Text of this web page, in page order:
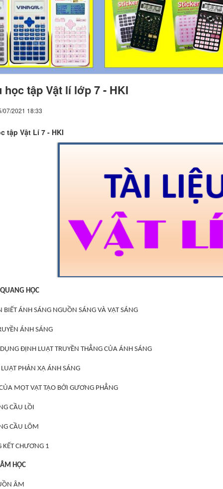
học tập Vật lí lớp 7 - HKI
07/2021 18:33
tập Vật Lí 7 - HKI
HỌC
BIẾT ÁNH SÁNG NGUỒN SÁNG VÀ VẬT SÁNG
ÁNH SÁNG
ĐỊNH LUẬT TRUYỀN THẲNG CỦA ÁNH SÁNG
PHẢN XẠ ÁNH SÁNG
MỘT VẬT TẠO BỞI GƯƠNG PHẲNG
CẦU LỒI
CẦU LÕM
KẾT CHƯƠNG 1
HỌC
ÂM